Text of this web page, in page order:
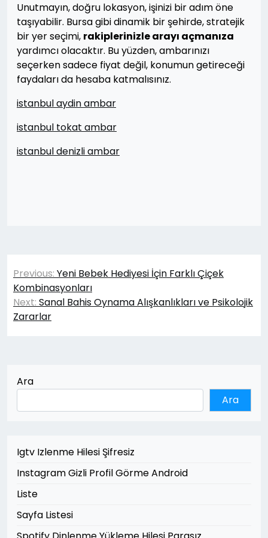
Unutmayın, doğru lokasyon, işinizi bir adım öne
taşıyabilir. Bursa gibi dinamik bir şehirde, stratejik
bir yer seçimi, rakiplerinizle arayı açmanıza
yardımcı olacaktır. Bu yüzden, ambarınızı
seçerken sadece fiyat değil, konumun getireceği
faydaları da hesaba katmalısınız.
istanbul aydin ambar
istanbul tokat ambar
istanbul denizli ambar
Yazı
gezinmesi
Previous: Yeni Bebek Hediyesi İçin Farklı Çiçek
Kombinasyonları
Next: Sanal Bahis Oynama Alışkanlıkları ve Psikolojik
Zararlar
Ara
Ara
Igtv Izlenme Hilesi Şifresiz
Instagram Gizli Profil Görme Android
Liste
Sayfa Listesi